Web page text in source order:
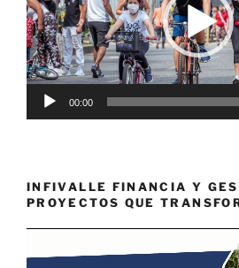
00:00
INFIVALLE FINANCIA Y
PROYECTOS QUE
de